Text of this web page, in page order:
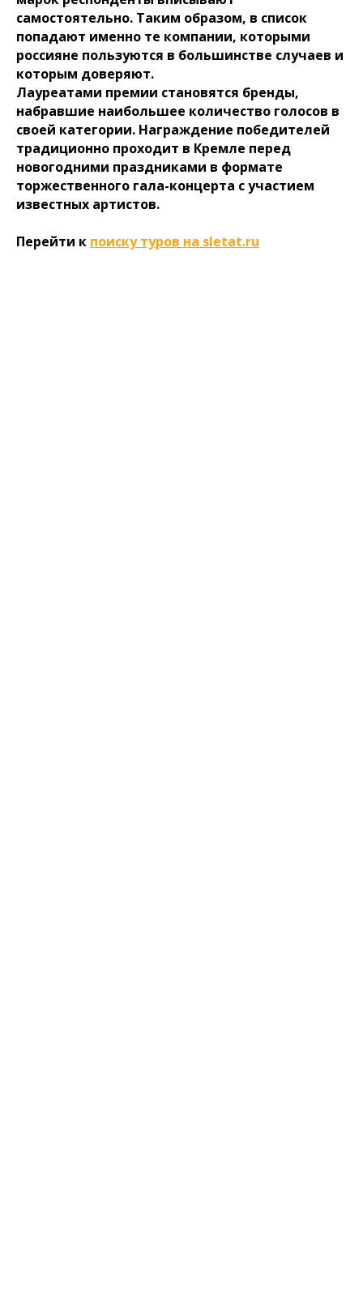
самостоятельно. Таким образом, в список
попадают именно те компании, которыми
россияне пользуются в большинстве случаев и
которым доверяют.
Лауреатами премии становятся бренды,
набравшие наибольшее количество голосов в
своей категории. Награждение победителей
традиционно проходит в Кремле перед
новогодними праздниками в формате
торжественного гала-концерта с участием
известных артистов.
Перейти к поиску туров на sletat.ru